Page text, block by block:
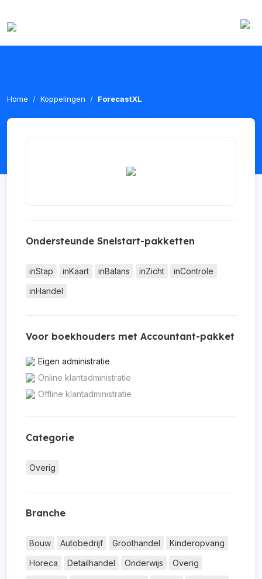
Home Koppelingen ForecastXL
Ondersteunde Snelstart-pakketten
inStap inKaart inBalans inZicht
inControle
inHandel
Voor boekhouders met Accountant-pakket
Eigen administratie
Online klantadministratie
Offline klantadministratie
Categorie
Overig
Branche
Bouw Autobedrijf Groothandel
Kinderopvang
Horeca
Detailhandel Onderwijs
Overig